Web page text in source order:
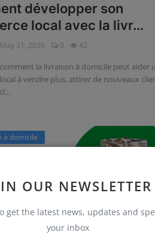
OUR NEWSLETTER
get the latest news, updates and
your inbox
développer son
local avec la livr...
May 31, 2026 0 42
la livraison à domicile peut aider
à vendre plus, attirer de nouveaux
à domicile